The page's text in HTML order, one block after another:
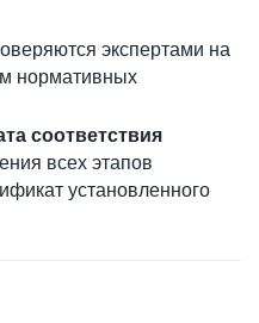
экспертами на
нормативных
соответствия
всех этапов
установленного